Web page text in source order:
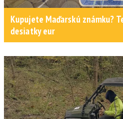
Kupujete Maďarskú známku?
desiatky eur